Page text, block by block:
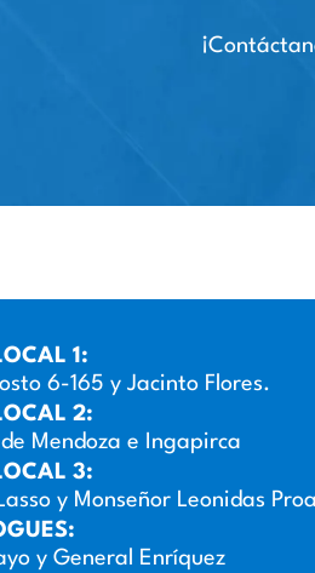
1:
6-165 y Jacinto Flores.
2:
Mendoza e Ingapirca
3:
y Monseñor Leonidas
y General Enríquez